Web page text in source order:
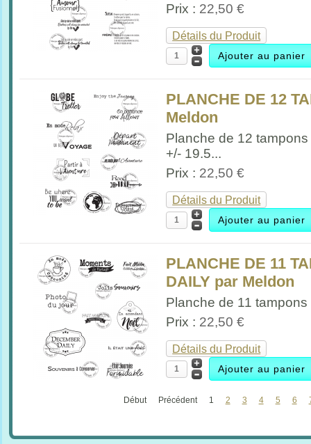
Prix : 22,50 €
Détails du Produit
PLANCHE DE 12
Meldon
Planche de 12 tampons
+/- 19.5...
Prix : 22,50 €
Détails du Produit
PLANCHE DE 11
DAILY par Meldon
Planche de 11
Prix : 22,50 €
Détails du Produit
Début Précédent 1 2 3 4 5 6